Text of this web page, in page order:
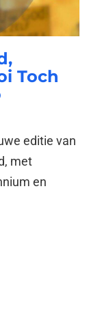
Toch
editie van
met
en